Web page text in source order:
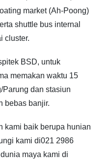
market (Ah-Poong)
shuttle bus internal
cluster.
BSD, untuk
memakan waktu 15
Parung dan stasiun
bebas banjir.
kami baik berupa hunian
kami di021 2986
maya kami di